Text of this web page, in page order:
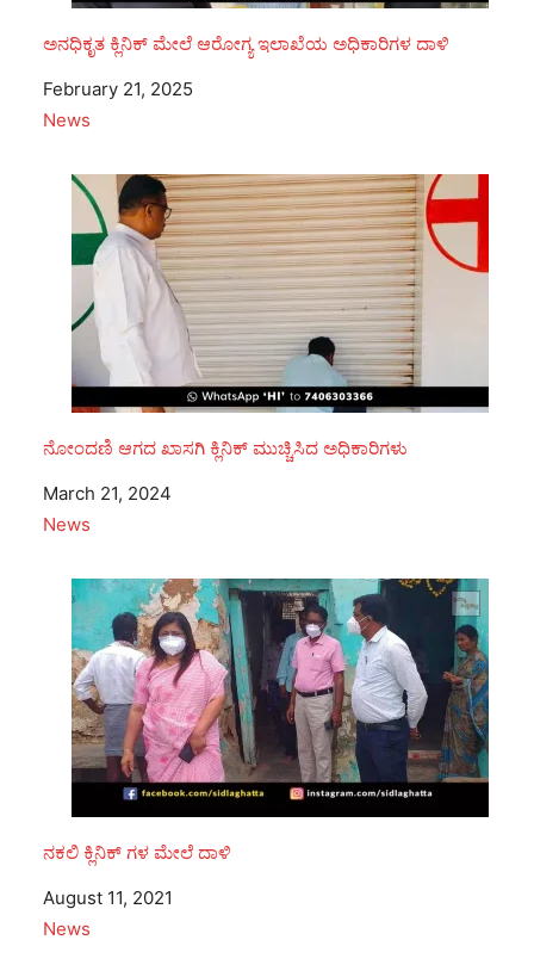
ಅನಧಿಕೃತ ಕ್ಲಿನಿಕ್ ಮೇಲೆ ಆರೋಗ್ಯ ಇಲಾಖೆಯ ಅಧಿಕಾರಿಗಳ ದಾಳಿ
Date
February 21, 2025
In relation to
News
ನೋಂದಣಿ ಆಗದ ಖಾಸಗಿ ಕ್ಲಿನಿಕ್ ಮುಚ್ಚಿಸಿದ ಅಧಿಕಾರಿಗಳು
Date
March 21, 2024
In relation to
News
ನಕಲಿ ಕ್ಲಿನಿಕ್ ಗಳ ಮೇಲೆ ದಾಳಿ
Date
August 11, 2021
In relation to
News